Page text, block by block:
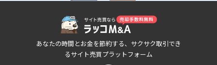
あなたの時間とお金を節約する、サクサク取引でき
るサイト売買プラットフォーム